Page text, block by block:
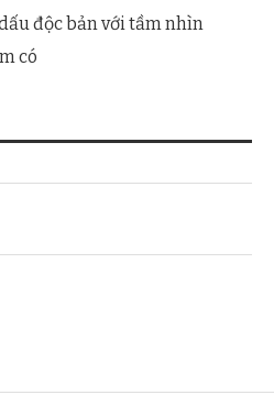
độc bản với tầm nhìn
có